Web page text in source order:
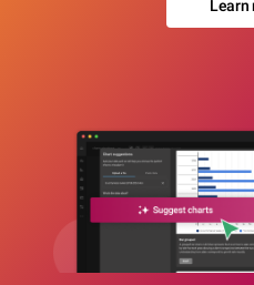
Learn